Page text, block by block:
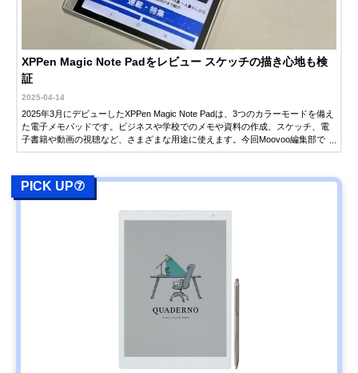
XPPen Magic Note Padをレビュー スケッチの描き心地も検
証
2025-04-14
2025年3月にデビューしたXPPen Magic Note Padは、3つのカラーモードを備え
た電子メモパッドです。ビジネスや学校でのメモや資料の作成、スケッチ、電
子書籍や動画の視聴など、さまざまな用途に使えます。今回Moovoo編集部で
PICK UP⑦